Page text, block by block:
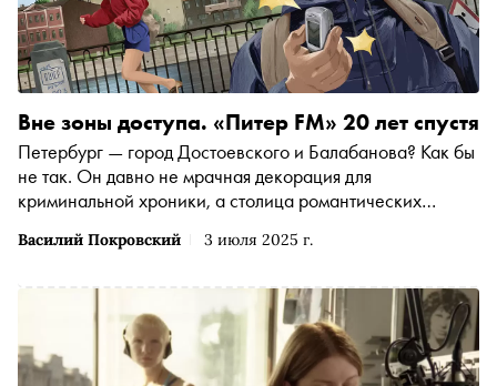
Василий Покровский 3 июля 2025 г.
Вне зоны доступа. «Питер FM» 20 лет спустя
Петербург — город Достоевского и Балабанова? Как бы
не так. Он давно не мрачная декорация для
криминальной хроники, а столица романтических
появилась не вчера. В летнем номере «Сноба» Василий